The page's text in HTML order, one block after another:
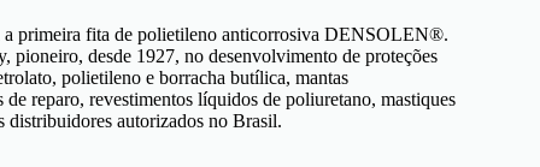
primeira fita de polietileno anticorrosiva DENSOLEN®.
pioneiro, desde 1927, no desenvolvimento de proteções
polietileno e borracha butílica, mantas
de reparo, revestimentos líquidos de poliuretano, mastiques
distribuidores autorizados no Brasil.